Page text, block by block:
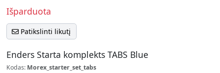
Išparduota
Patikslinti likutį
Enders Starta komplekts TABS Blue
Kodas: Morex_starter_set_tabs